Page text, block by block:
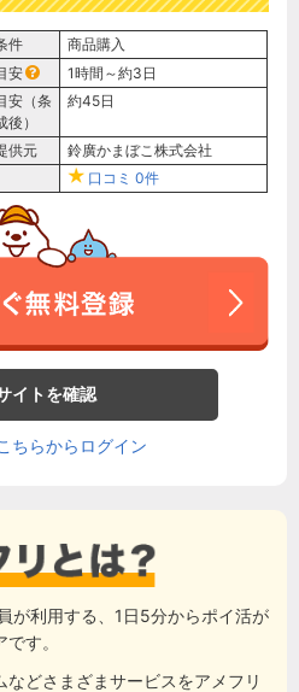
件
商品購入
安
1時間～約3日
安（条
後）
約45日
供元
鈴廣かまぼこ株式会社
口コミ 0件
イトを確認
ちらからログイン
が利用する、1日5分からポイ活が
す。
どさまざまサービスをアメフリ